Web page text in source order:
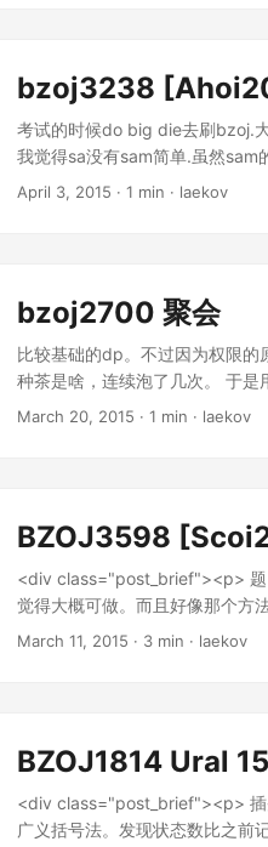
bzoj3238
考试的时候do big die去刷bzoj.
我觉得sa没有sam简单.虽然sam
下.每个点对答案的贡献为任意
April 3, 2015 · 1 min · laekov
bzoj2700 聚会
比较基础的dp。不过因为权限的
种茶是啥，连续泡了几次。 于
花费。转移是O(1)的。然后后两
March 20, 2015 · 1 min · laekov
BZOJ3598
<div class="post_brief"><p>
觉得大概可做。而且好像那个方
这个玩意写出来很短，但是思考
#define PROC "shop"
std; typedef long long dint;
(long long int) const int maxn
March 11, 2015 · 3 min · laekov
BZOJ1814 Ural
<div class="post_brief"><p>
广义括号法。发现状态数比之前